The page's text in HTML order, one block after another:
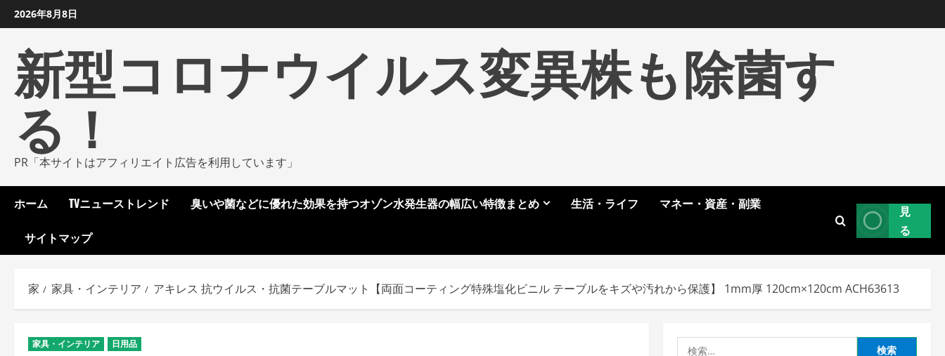
ン
2026年8月8日
新型コロナウイルス変異株も除菌す
る！
PR「本サイトはアフィリエイト広告を利用しています」
ホーム TVニューストレンド 臭いや菌などに優れた効果を持つオゾン水発生器の幅広い特徴まとめ 生活・ライフ マネー・資産・副業
サイトマップ
見
る
家 家具・インテリア アキレス 抗ウイルス・抗菌テーブルマット【両面コーティング特殊塩化ビニル テーブルをキズや汚れから保護】 1mm厚 120cm×120cm ACH63613
家具・インテリア 日用品